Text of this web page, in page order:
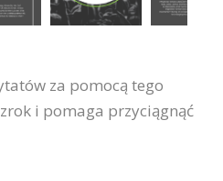
za pomocą tego
i pomaga przyciągnąć